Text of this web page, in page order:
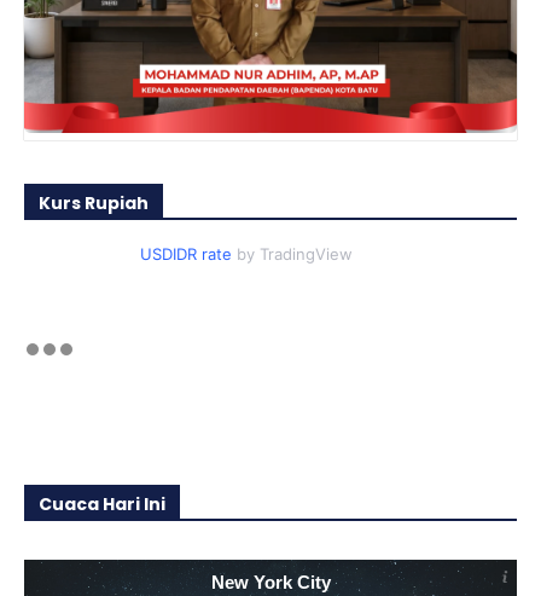
Kurs Rupiah
USDIDR rate by TradingView
Cuaca Hari Ini
New York City